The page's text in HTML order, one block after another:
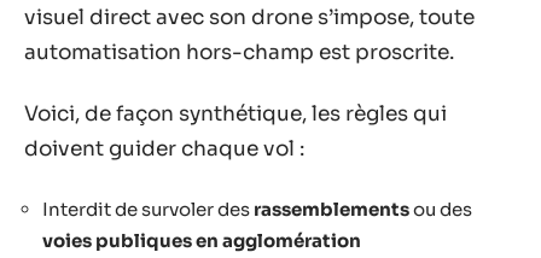
visuel direct avec son drone s’impose, toute
automatisation hors-champ est proscrite.
Voici, de façon synthétique, les règles qui
doivent guider chaque vol :
Interdit de survoler des rassemblementsou des
voies publiques en agglomération